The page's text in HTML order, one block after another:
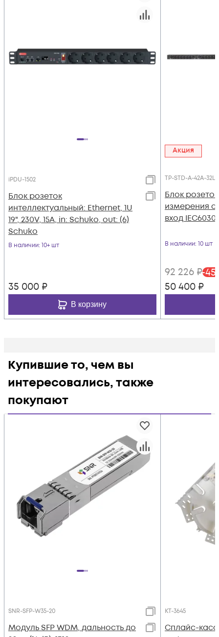
iPDU-1502
Блок розеток
интеллектуальный: Ethernet, 1U
19", 230V, 15A, in: Schuko, out: (6)
Schuko
В наличии: 10+ шт
35 000 ₽
В корзину
Акция
TP-STD-A-42A-32L1
Блок
измерения
вход
В наличии: 10 шт
92 226 ₽-45
50 400 ₽
Купившие то, чем вы
интересовались, также
покупают
SNR-SFP-W35-20
Модуль SFP WDM, дальность до
КТ-3645
Сплайс-